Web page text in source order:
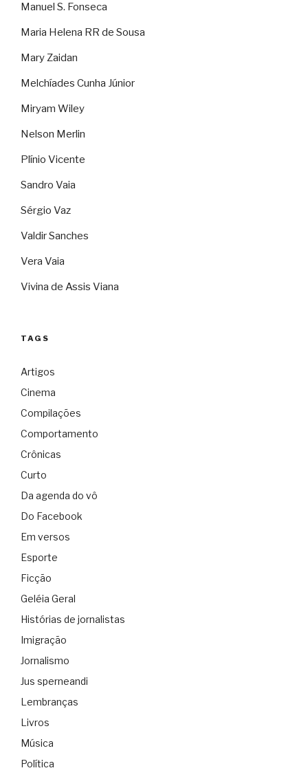
Manuel S. Fonseca
Maria Helena RR de Sousa
Mary Zaidan
Melchíades Cunha Júnior
Miryam Wiley
Nelson Merlin
Plínio Vicente
Sandro Vaia
Sérgio Vaz
Valdir Sanches
Vera Vaia
Vivina de Assis Viana
TAGS
Artigos
Cinema
Compilações
Comportamento
Crônicas
Curto
Da agenda do vô
Do Facebook
Em versos
Esporte
Ficção
Geléia Geral
Histórias de jornalistas
Imigração
Jornalismo
Jus sperneandi
Lembranças
Livros
Música
Política